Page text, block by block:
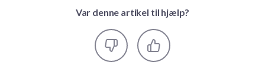
Var denne artikel til hjælp?